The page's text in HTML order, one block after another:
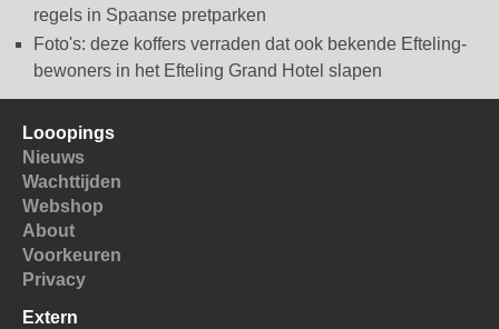
regels in Spaanse pretparken
Foto's: deze koffers verraden dat ook bekende Efteling-
bewoners in het Efteling Grand Hotel slapen
Looopings
Nieuws
Wachttijden
Webshop
About
Voorkeuren
Privacy
Extern